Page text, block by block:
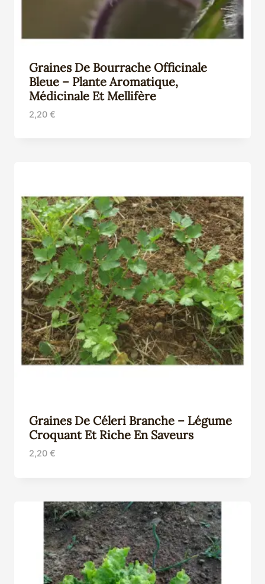
Graines De Bourrache Officinale
Bleue – Plante Aromatique,
Médicinale Et Mellifère
2,20 €
Graines De Céleri Branche – Légume
Croquant Et Riche En Saveurs
2,20 €